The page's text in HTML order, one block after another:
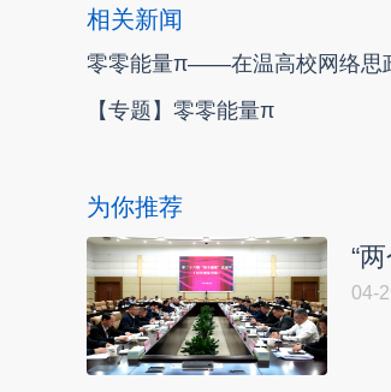
相关新闻
零零能量π——在温高校网络思
【专题】零零能量π
为你推荐
“
04-